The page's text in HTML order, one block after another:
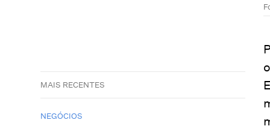
MAIS RECENTES
NEGÓCIOS